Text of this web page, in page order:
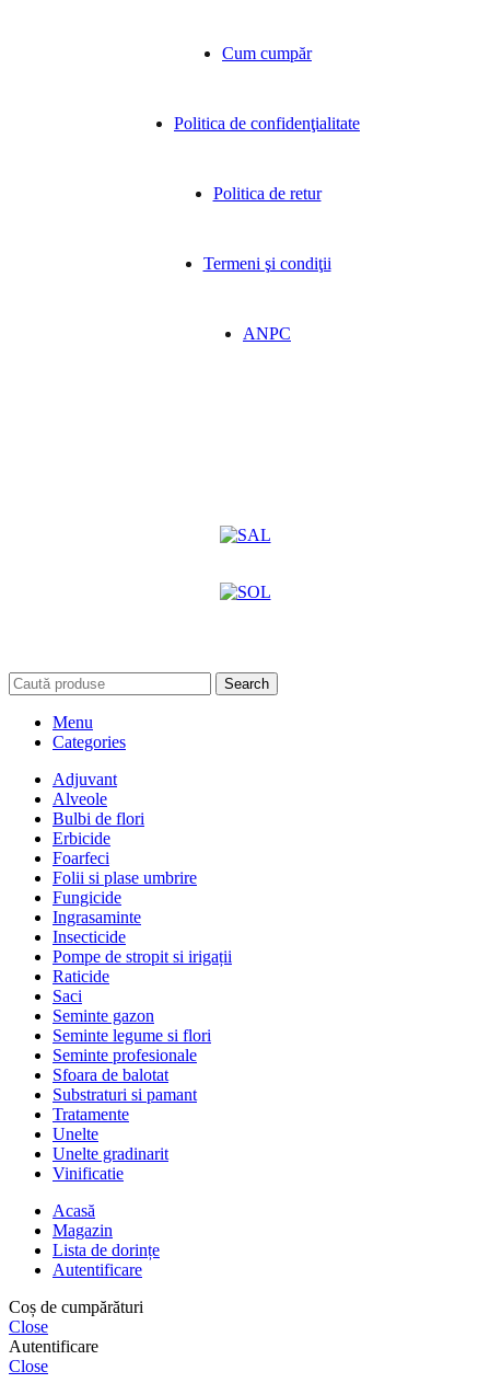
Cum cumpăr
Politica de confidenţialitate
Politica de retur
Termeni şi condiţii
ANPC
Search
Menu
Categories
Adjuvant
Alveole
Bulbi de flori
Erbicide
Foarfeci
Folii si plase umbrire
Fungicide
Ingrasaminte
Insecticide
Pompe de stropit si irigații
Raticide
Saci
Seminte gazon
Seminte legume si flori
Seminte profesionale
Sfoara de balotat
Substraturi si pamant
Tratamente
Unelte
Unelte gradinarit
Vinificatie
Acasă
Magazin
Lista de dorințe
Autentificare
Coș de cumpărături
Close
Autentificare
Close